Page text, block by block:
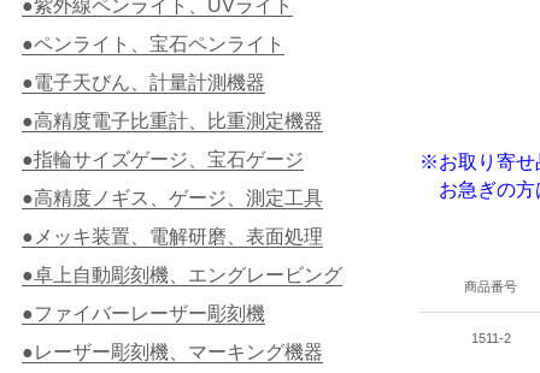
※お取り寄せ
お急ぎの方
商品番号
1511-2
●紫外線ペンライト、UVライト
●ペンライト、宝石ペンライト
●電子天びん、計量計測機器
●高精度電子比重計、比重測定機器
●指輪サイズゲージ、宝石ゲージ
●高精度ノギス、ゲージ、測定工具
●メッキ装置、電解研磨、表面処理
●卓上自動彫刻機、エングレービング
●ファイバーレーザー彫刻機
●レーザー彫刻機、マーキング機器